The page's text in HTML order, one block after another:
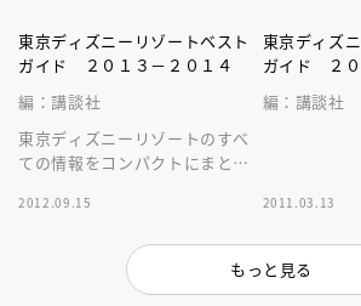
東京ディズニーリゾートベスト
ガイド ２０１３－２０１４
編：講談社
東京ディズニーリゾートのすべ
ての情報をコンパクトにまとめ
持ち運びにとっても便利です。
2012.09.15
東京ディズ
ガイド ２０
編：講談社
2011.03.13
もっと見る